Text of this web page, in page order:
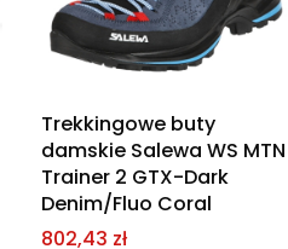
Trekkingowe buty
damskie Salewa WS MTN
Trainer 2 GTX-Dark
Denim/Fluo Coral
Cena promocyjna
802,43 zł